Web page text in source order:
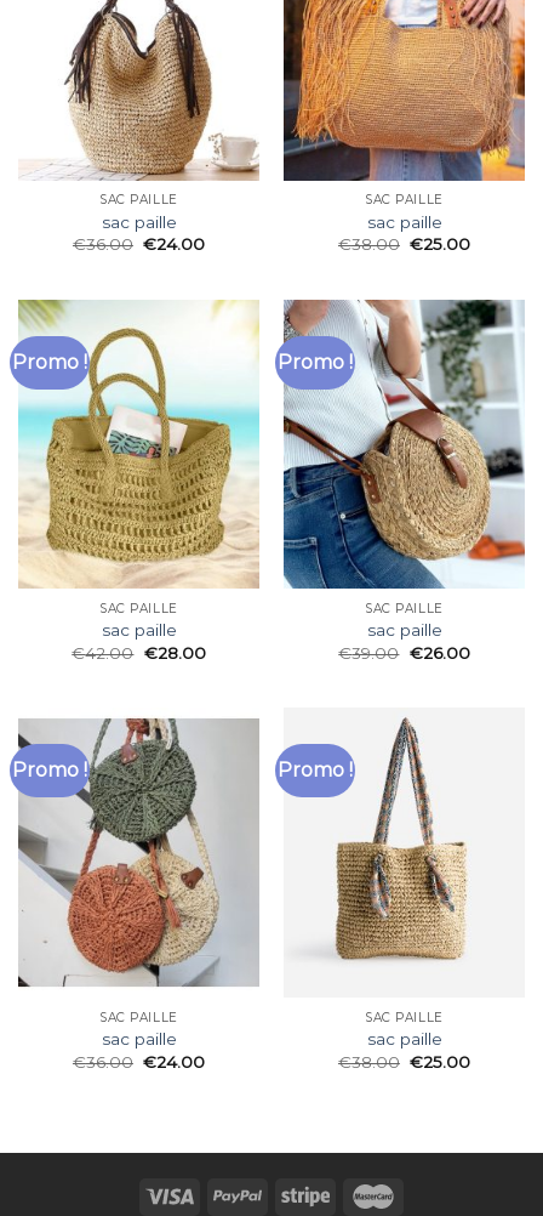
SAC PAILLE
sac paille
€36.00 €24.00
SAC PAILLE
sac paille
€38.00 €25.00
Promo !
SAC PAILLE
sac paille
€42.00 €28.00
Promo !
SAC PAILLE
sac paille
€39.00 €26.00
Promo !
SAC PAILLE
sac paille
€36.00 €24.00
Promo !
SAC PAILLE
sac paille
€38.00 €25.00